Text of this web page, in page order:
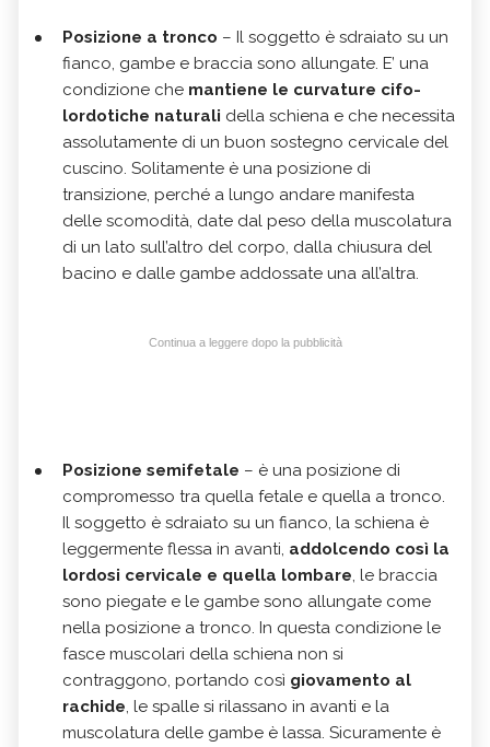
Posizione a tronco – Il soggetto è sdraiato su un
fianco, gambe e braccia sono allungate. E’ una
condizione che mantiene le curvature cifo-
lordotiche naturali della schiena e che necessita
assolutamente di un buon sostegno cervicale del
cuscino. Solitamente è una posizione di
transizione, perché a lungo andare manifesta
delle scomodità, date dal peso della muscolatura
di un lato sull’altro del corpo, dalla chiusura del
bacino e dalle gambe addossate una all’altra.
Continua a leggere dopo la pubblicità
Posizione semifetale – è una posizione di
compromesso tra quella fetale e quella a tronco.
Il soggetto è sdraiato su un fianco, la schiena è
leggermente flessa in avanti, addolcendo così la
lordosi cervicale e quella lombare , le braccia
sono piegate e le gambe sono allungate come
nella posizione a tronco. In questa condizione le
fasce muscolari della schiena non si
contraggono, portando così giovamento al
rachide , le spalle si rilassano in avanti e la
muscolatura delle gambe è lassa. Sicuramente è